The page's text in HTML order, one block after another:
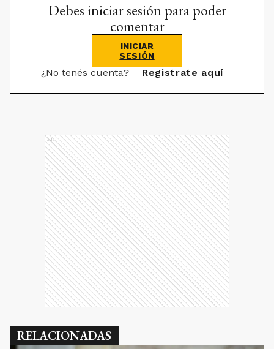
Debes iniciar sesión para poder
comentar
INICIAR
SESIÓN
¿No tenés cuenta? Registrate aquí
Ads
RELACIONADAS